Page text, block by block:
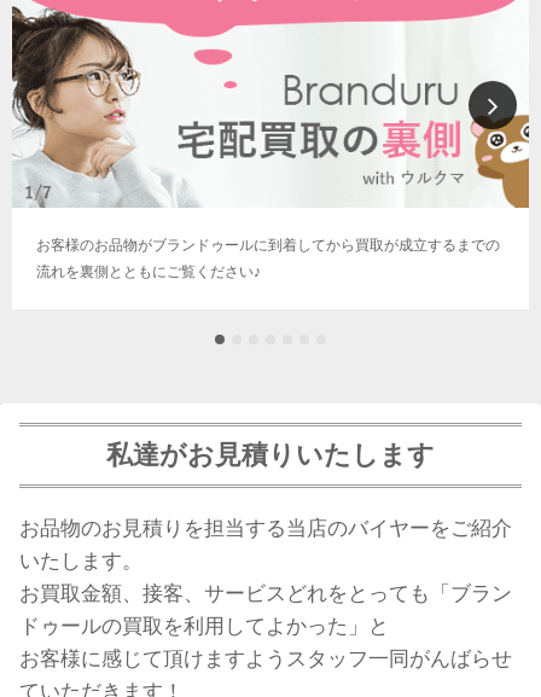
お客様のお品物がブランドゥールに到着してから買取が成立するまでの
流れを裏側とともにご覧ください♪
私達がお見積りいたします
お品物のお見積りを担当する当店のバイヤーをご紹介
いたします。
お買取金額、接客、サービスどれをとっても「ブラン
ドゥールの買取を利用してよかった」と
お客様に感じて頂けますようスタッフ一同がんばらせ
ていただきます！